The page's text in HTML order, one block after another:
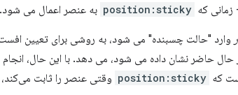
زمانی که position:sticky به عنصر اعمال می شود.
وارد "حالت چسبنده" می شود، به روشی برای تعیین
حال حاضر نشان داده می شود، می دهد. با این حال، انجام
که position:sticky وقتی عنصر را ثابت